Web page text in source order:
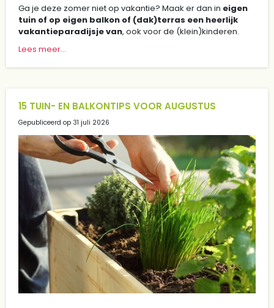
Ga je deze zomer niet op vakantie? Maak er dan in eigen
tuin of op eigen balkon of (dak)terras een heerlijk
vakantieparadijsje van, ook voor de (klein)kinderen.
Lees meer...
15 TUIN- EN BALKONTIPS VOOR AUGUSTUS
Gepubliceerd op 31 juli 2026